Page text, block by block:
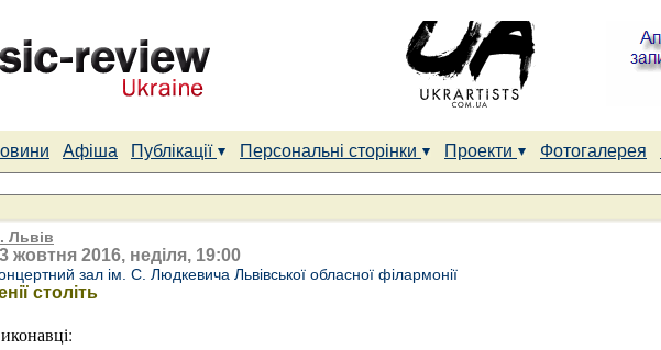
Афіша Публікації Персональні сторінки Проекти Фотогалерея
Львів
жовтня 2016, неділя, 19:00
зал ім. С. Людкевича Львівської обласної філармонії
століть